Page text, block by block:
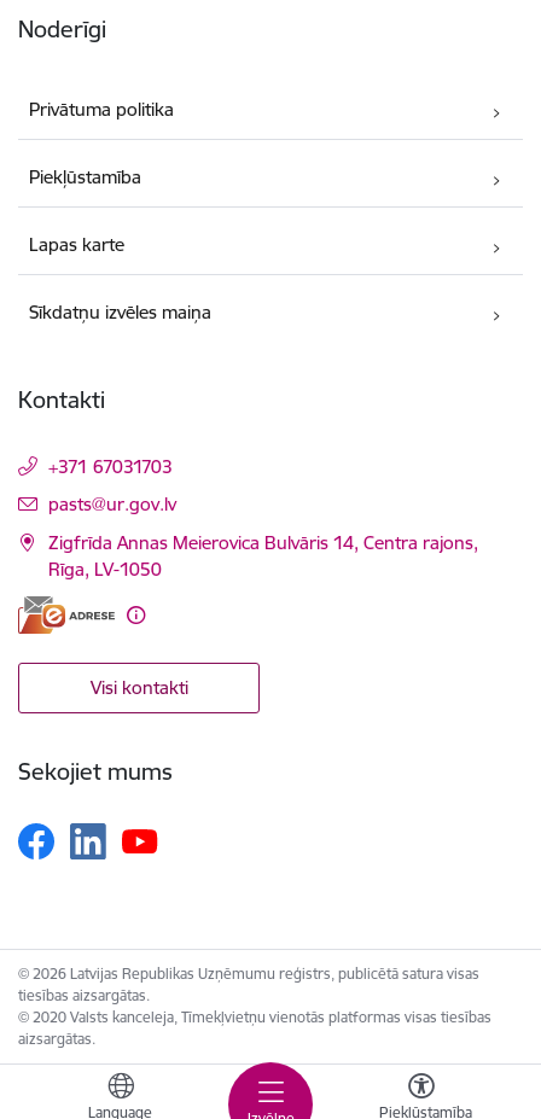
Language Piekļūstamība
Noderīgi
Privātuma politika
Piekļūstamība
Lapas karte
Sīkdatņu izvēles maiņa
Kontakti
+371 67031703
E-pasts:
pasts@ur.gov.lv
Zigfrīda Annas Meierovica Bulvāris 14, Centra rajons,
Rīga, LV-1050
Visi kontakti
Sekojiet mums
© 2026 Latvijas Republikas Uzņēmumu reģistrs, publicētā satura visas
tiesības aizsargātas.
© 2020 Valsts kanceleja, Tīmekļvietņu vienotās platformas visas tiesības
aizsargātas.